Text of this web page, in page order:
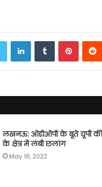
LinkedInTumblr
लखनऊ: ओडीओपी के बूते यूपी की
के क्षेत्र में लंबी छलांग
May 16, 2022